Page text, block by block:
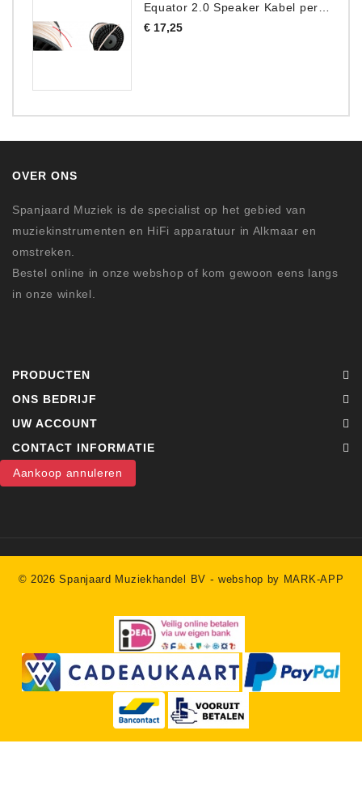
Equator 2.0 Speaker Kabel per meter
€ 17,25Prijs
OVER ONS
Spanjaard Muziek is de specialist op het gebied van
muziekinstrumenten en HiFi apparatuur in Alkmaar en
omstreken.
Bestel online in onze webshop of kom gewoon eens langs
in onze winkel.
PRODUCTEN
ONS BEDRIJF
UW ACCOUNT
CONTACT INFORMATIE
Aankoop annuleren
© 2026 Spanjaard Muziekhandel BV -webshop by MARK-APP